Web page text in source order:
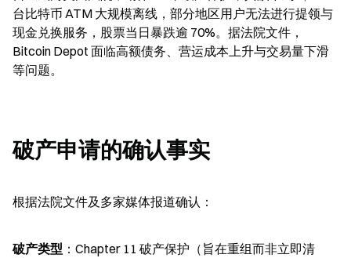
台比特币 ATM 大规模离线，部分地区用户无法进行提领与
现金兑换服务，股票当日暴跌逾 70%。据法院文件，
Bitcoin Depot 面临高额债务、营运成本上升与交易量下滑
等问题。
破产申请的确认事实
根据法院文件及多家媒体报道确认：
破产类型 ：Chapter 11 破产保护（旨在重组而非立即清